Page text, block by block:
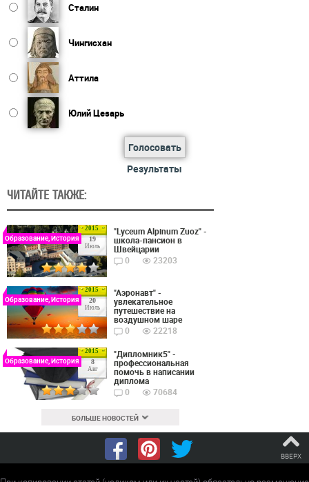
Сталин
Чингисхан
Аттила
Юлий Цезарь
Голосовать
Результаты
ЧИТАЙТЕ ТАКЖЕ:
2015
19
Июль
Образование, История
"Lyceum Alpinum Zuoz" -
школа-пансион в
Швейцарии
0
23203
2015
20
Июль
Образование, История
"Аэронавт" -
увлекательное
путешествие на
воздушном шаре
0
22218
2015
8
Авг
Образование, История
"Дипломник5" -
профессиональная
помочь в написании
диплома
0
70684
БОЛЬШЕ НОВОСТЕЙ
ВВЕРХ